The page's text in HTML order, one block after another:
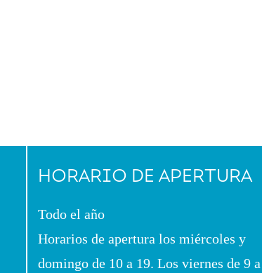
HORARIO DE APERTURA
Todo el año
Horarios de apertura los miércoles y
domingo de 10 a 19. Los viernes de 9 a